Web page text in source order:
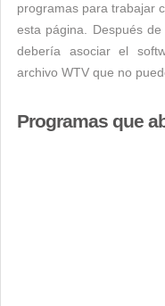
programas para trabajar
esta página. Después
debería asociar el
archivo WTV que no
Programas que